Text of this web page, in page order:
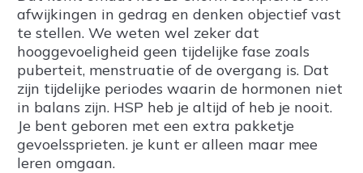
afwijkingen in gedrag en denken objectief vast
te stellen. We weten wel zeker dat
hooggevoeligheid geen tijdelijke fase zoals
puberteit, menstruatie of de overgang is. Dat
zijn tijdelijke periodes waarin de hormonen niet
in balans zijn. HSP heb je altijd of heb je nooit.
Je bent geboren met een extra pakketje
gevoelssprieten. je kunt er alleen maar mee
leren omgaan.